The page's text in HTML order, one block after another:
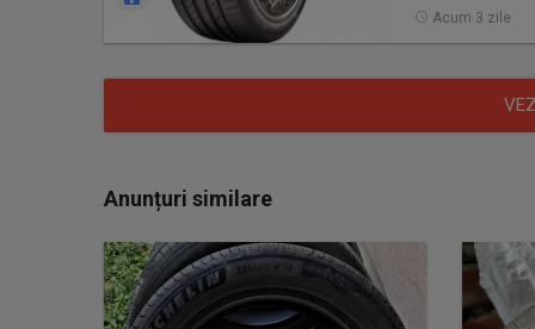
Acum 3 zile
Anunțuri similare